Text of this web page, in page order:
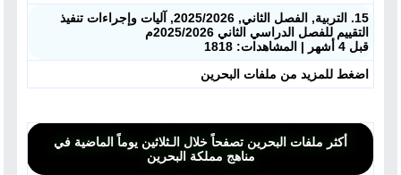
أحدث الأخبار
جميع الصفوف
منصات
مدرسو المناهج
15. التربية, الفصل الثاني, 2025/2026, آليات وإجراءات تنفيذ
التقييم للفصل الدراسي الثاني 2025/2026م
قبل 4 أشهر | المشاهدات: 1818
اضغط للمزيد من ملفات البحرين
أكثر ملفات البحرين تصفحاً خلال الـثلاثين يوماً الماضية في
مناهج مملكة البحرين